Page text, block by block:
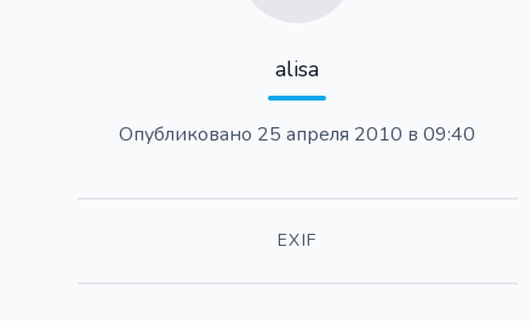
alisa
Опубликовано 25 апреля 2010 в 09:40
EXIF